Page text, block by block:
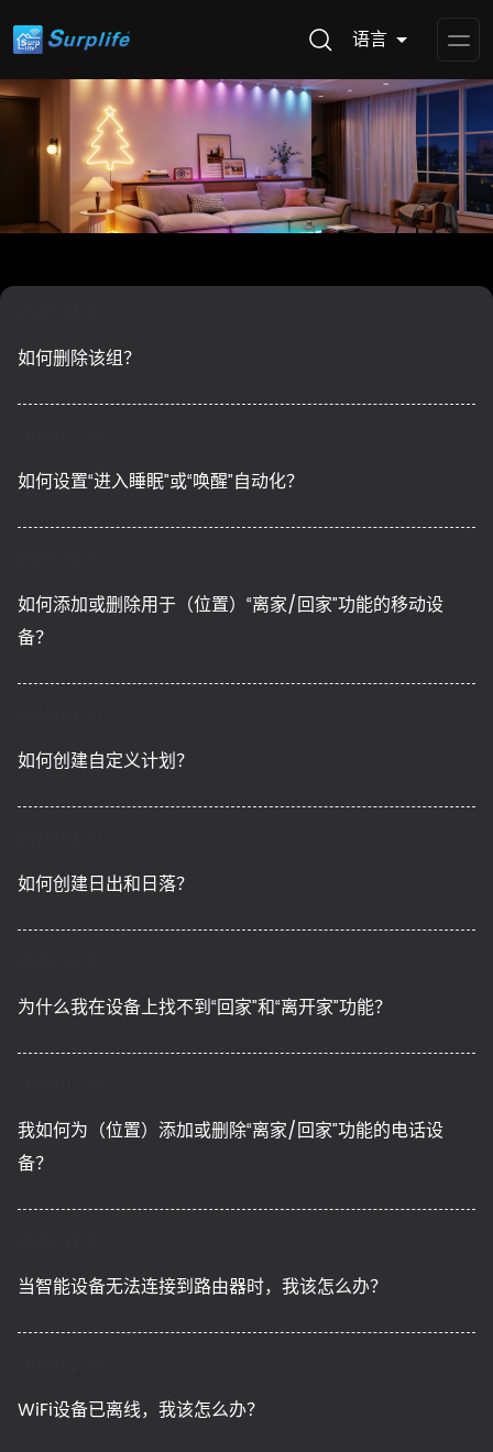
语言
如何删除该组？
如何设置“进入睡眠”或“唤醒”自动化？
如何添加或删除用于（位置）“离家/回家”功能的移动设
备？
如何创建自定义计划？
如何创建日出和日落？
为什么我在设备上找不到“回家”和“离开家”功能？
我如何为（位置）添加或删除“离家/回家”功能的电话设
备？
当智能设备无法连接到路由器时，我该怎么办？
WiFi设备已离线，我该怎么办？